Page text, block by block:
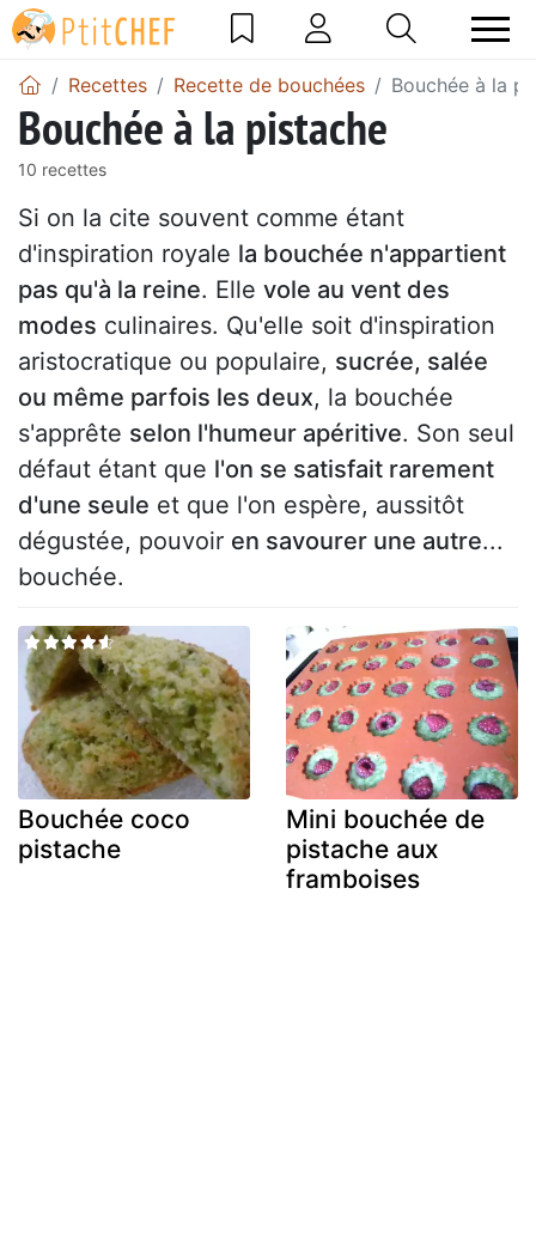
Recettes Recette de bouchées Bouchée à la
Bouchée à la pistache
10 recettes
Si on la cite souvent comme étant
d'inspiration royale la bouchée n'appartient
pas qu'à la reine. Elle vole au vent des
modes culinaires. Qu'elle soit d'inspiration
aristocratique ou populaire, sucrée, salée
ou même parfois les deux, la bouchée
s'apprête selon l'humeur apéritive. Son seul
défaut étant que l'on se satisfait rarement
d'une seule et que l'on espère, aussitôt
dégustée, pouvoir en savourer une autre...
bouchée.
Bouchée coco
pistache
Mini bouchée de
pistache aux
framboises